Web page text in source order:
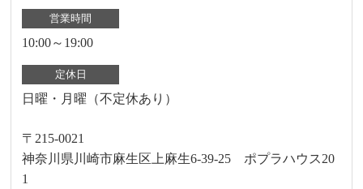
営業時間
10:00～19:00
定休日
日曜・月曜（不定休あり）
〒215-0021
神奈川県川崎市麻生区上麻生6-39-25 ポプラハウス20
1